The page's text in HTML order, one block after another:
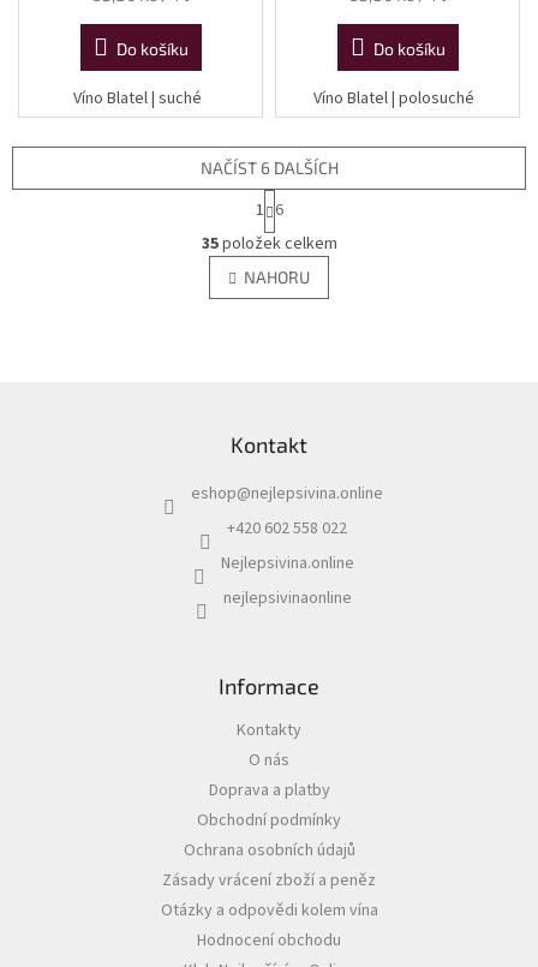
Do košíku
Víno Blatel | suché
Do košíku
Víno Blatel | polosuché
O
v
l
á
r
v
k
y
v
ý
p
i
NAČÍST 6 DALŠÍCH
S
t
r
á
n
k
1 6
35položek celkem
NAHORU
Kontakt
eshop@nejlepsivina.online
+420 602 558 022
Nejlepsivina.online
nejlepsivinaonline
Informace
Kontakty
O nás
Doprava a platby
Obchodní podmínky
Ochrana osobních údajů
Zásady vrácení zboží a peněz
Otázky a odpovědi kolem vína
Hodnocení obchodu